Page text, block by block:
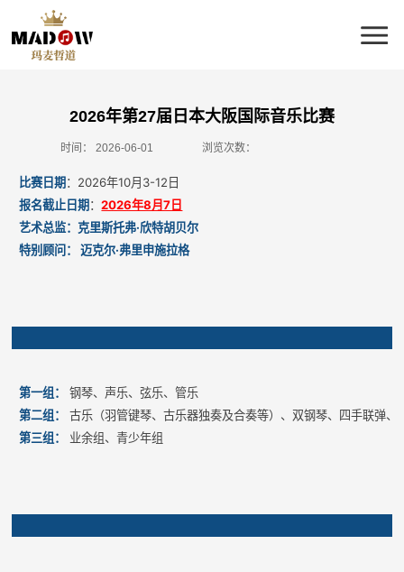
2026年第27届日本大阪国际音乐比赛
时间： 2026-06-01 浏览次数：
比赛日期：2026年10月3-12日
报名截止日期：2026年8月7日
艺术总监：克里斯托弗·欣特胡贝尔
特别顾问： 迈克尔·弗里申施拉格
第一组：
钢琴、声乐、弦乐、管乐
第二组：
古乐（羽管键琴、古乐器独奏及合奏等）、双钢琴、四手联弹、
第三组：
业余组、青少年组